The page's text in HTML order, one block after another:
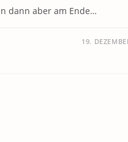
dann aber am Ende…
19.